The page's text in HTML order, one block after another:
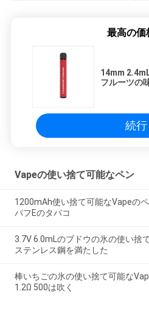
最高の価
14mm
フルーツの
続行
Vapeの使い捨て可能なペン
1200mAh使い捨て可能なVapeの
パフEのタバコ
3.7V 6.0mLのブドウの氷の使い捨
ステンレス鋼を満たした
棒いちごの氷の使い捨て可能な
1.2Ω 500は吹く